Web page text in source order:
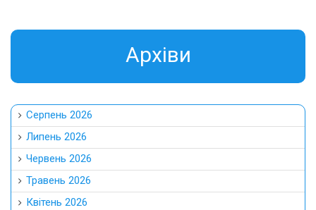
Aрхіви
Серпень 2026
Липень 2026
Червень 2026
Травень 2026
Квітень 2026